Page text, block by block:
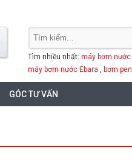
Tìm nhiều nhất: máy bơm
máy bơm nước Ebara , bơm
GÓC TƯ VẤN